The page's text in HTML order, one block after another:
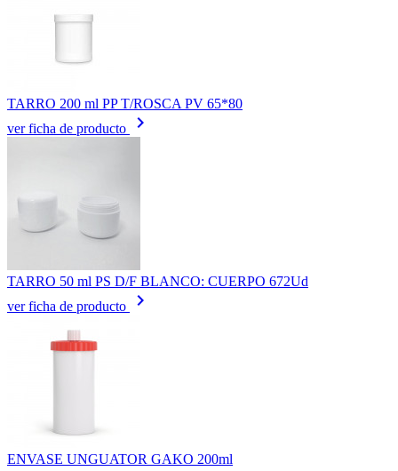
TARRO 200 ml PP T/ROSCA PV 65*80
ver ficha de producto
keyboard_arrow_right
TARRO 50 ml PS D/F BLANCO: CUERPO 672Ud
ver ficha de producto
keyboard_arrow_right
ENVASE UNGUATOR GAKO 200ml